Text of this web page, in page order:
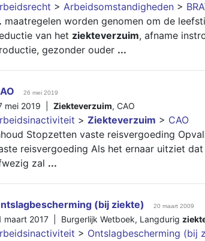
> Arbeidsomstandigheden >
maatregelen worden genomen om de
van het ziekteverzuim, afname
gezonder ouder ...
26 mei 2019
mei 2019 | Ziekteverzuim, CAO
> Ziekteverzuim > CAO
Stopzetten vaste reisvergoeding
reisvergoeding Als het ernaar uitziet
zal ...
(bij ziekte) 20 maart 2009
maart 2017 | Burgerlijk Wetboek, Langdurig
> Ontslagbescherming (bij